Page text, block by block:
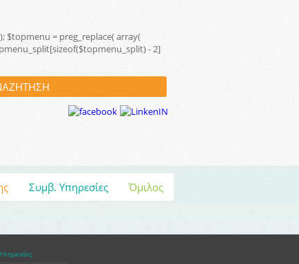
$topmenu = preg_replace( array(
- 2]
Συμβ. Υπηρεσίες Όμιλος